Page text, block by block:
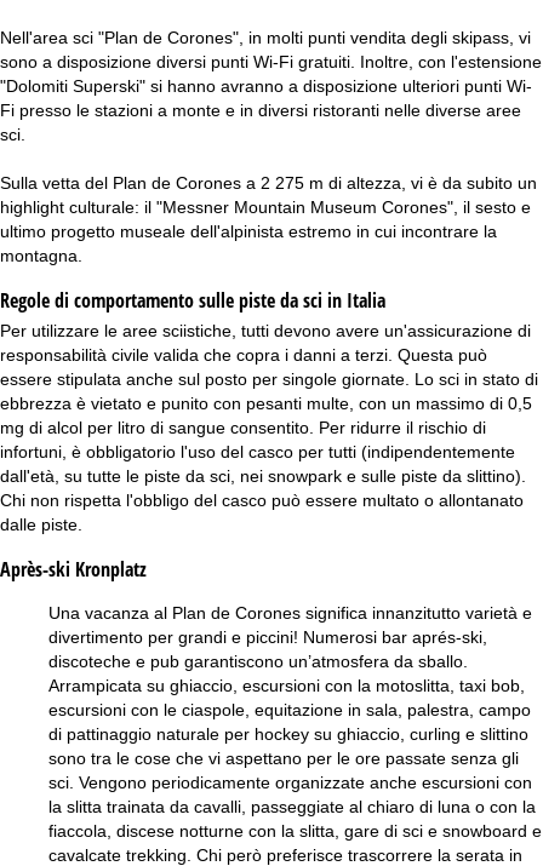
Nell'area sci "Plan de Corones", in molti punti vendita degli skipass, vi
sono a disposizione diversi punti Wi-Fi gratuiti. Inoltre, con l'estensione
"Dolomiti Superski" si hanno avranno a disposizione ulteriori punti Wi-
Fi presso le stazioni a monte e in diversi ristoranti nelle diverse aree
sci.
Sulla vetta del Plan de Corones a 2 275 m di altezza, vi è da subito un
highlight culturale: il "Messner Mountain Museum Corones", il sesto e
ultimo progetto museale dell'alpinista estremo in cui incontrare la
montagna.
Regole di comportamento sulle piste da sci in Italia
Per utilizzare le aree sciistiche, tutti devono avere un'assicurazione di
responsabilità civile valida che copra i danni a terzi. Questa può
essere stipulata anche sul posto per singole giornate. Lo sci in stato di
ebbrezza è vietato e punito con pesanti multe, con un massimo di 0,5
mg di alcol per litro di sangue consentito. Per ridurre il rischio di
infortuni, è obbligatorio l'uso del casco per tutti (indipendentemente
dall'età, su tutte le piste da sci, nei snowpark e sulle piste da slittino).
Chi non rispetta l'obbligo del casco può essere multato o allontanato
dalle piste.
Après-ski Kronplatz
Una vacanza al Plan de Corones significa innanzitutto varietà e
divertimento per grandi e piccini! Numerosi bar aprés-ski,
discoteche e pub garantiscono un’atmosfera da sballo.
Arrampicata su ghiaccio, escursioni con la motoslitta, taxi bob,
escursioni con le ciaspole, equitazione in sala, palestra, campo
di pattinaggio naturale per hockey su ghiaccio, curling e slittino
sono tra le cose che vi aspettano per le ore passate senza gli
sci. Vengono periodicamente organizzate anche escursioni con
la slitta trainata da cavalli, passeggiate al chiaro di luna o con la
fiaccola, discese notturne con la slitta, gare di sci e snowboard e
cavalcate trekking. Chi però preferisce trascorrere la serata in